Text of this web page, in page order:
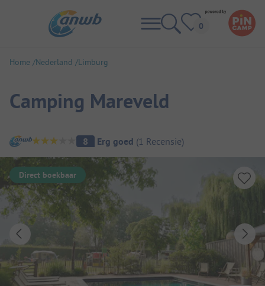
Home Nederland Limburg
Camping Mareveld
Camping overzicht
8 Erg goed (1 Recensie)
Direct boekbaar